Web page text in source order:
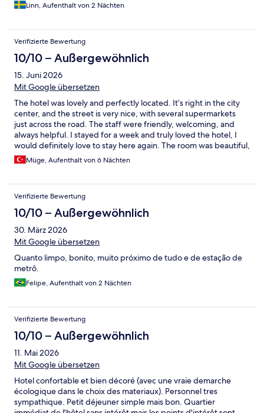
Linn, Aufenthalt von 2 Nächten
Verifizierte Bewertung
10/10 – Außergewöhnlich
15. Juni 2026
Mit Google übersetzen
The hotel was lovely and perfectly located. It’s right in the city
center, and the street is very nice, with several supermarkets
just across the road. The staff were friendly, welcoming, and
always helpful. I stayed for a week and truly loved the hotel, I
would definitely love to stay here again. The room was beautiful,
the decoration was amazing, and everything was spotlessly
clean. The cafe was also very cozy. I highly recommend this hotel
Müge, Aufenthalt von 6 Nächten
Verifizierte Bewertung
10/10 – Außergewöhnlich
30. März 2026
Mit Google übersetzen
Quanto limpo, bonito, muito próximo de tudo e de estação de
metrô.
Felipe, Aufenthalt von 2 Nächten
Verifizierte Bewertung
10/10 – Außergewöhnlich
11. Mai 2026
Mit Google übersetzen
Hotel confortable et bien décoré (avec une vraie demarche
écologique dans le choix des materiaux). Personnel tres
sympathique. Petit déjeuner simple mais bon. Quartier